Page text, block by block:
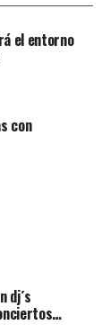
el entorno
con
dj´s